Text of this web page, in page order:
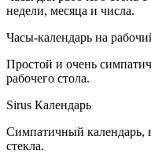
недели, месяца и числа.
Часы-календарь на
Простой и очень
рабочего стола.
Sirus Календарь
Симпатичный календарь,
стекла.